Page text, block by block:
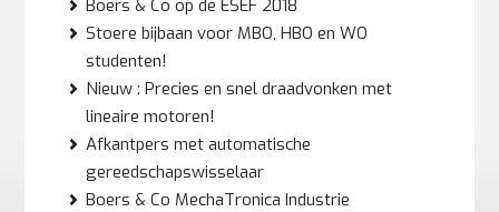
Boers & Co op de ESEF 2018
Stoere bijbaan voor MBO, HBO en WO
studenten!
Nieuw : Precies en snel draadvonken met
lineaire motoren!
Afkantpers met automatische
gereedschapswisselaar
Boers & Co MechaTronica Industrie